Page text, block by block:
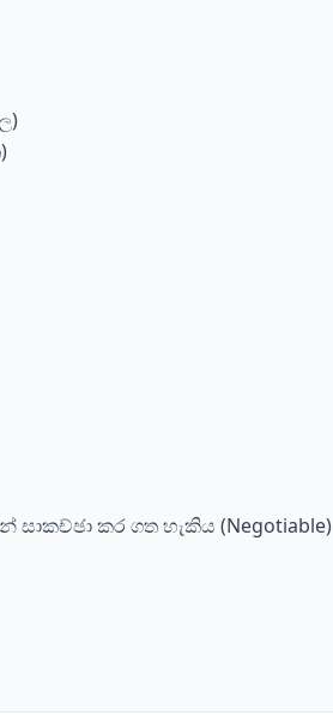
කර ගත හැකිය (Negotiable)